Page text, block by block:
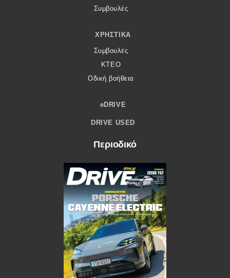
Συμβουλές
ΧΡΗΣΤΙΚΆ
Συμβουλές
ΚΤΕΟ
Οδική βοήθεια
eDRIVE
DRIVE USED
Περιοδικό